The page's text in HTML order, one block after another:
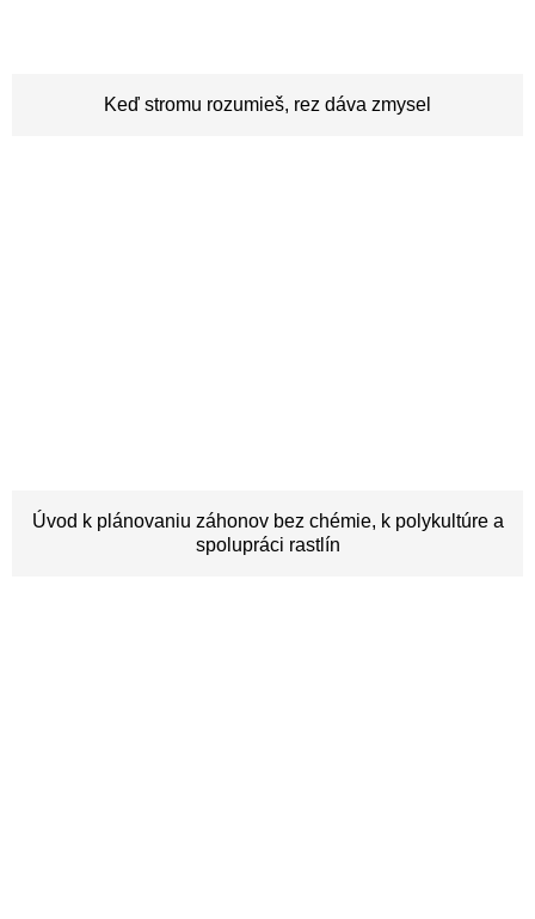
Keď stromu rozumieš, rez dáva zmysel
Úvod k plánovaniu záhonov bez chémie, k polykultúre a
spolupráci rastlín